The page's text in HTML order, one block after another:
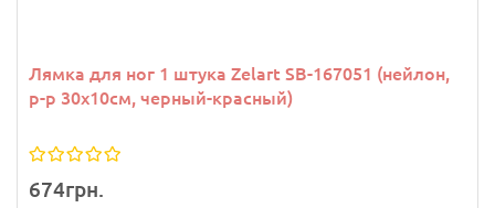
Лямка для ног 1 штука Zelart SB-167051 (нейлон,
р-р 30х10см, черный-красный)
674грн.